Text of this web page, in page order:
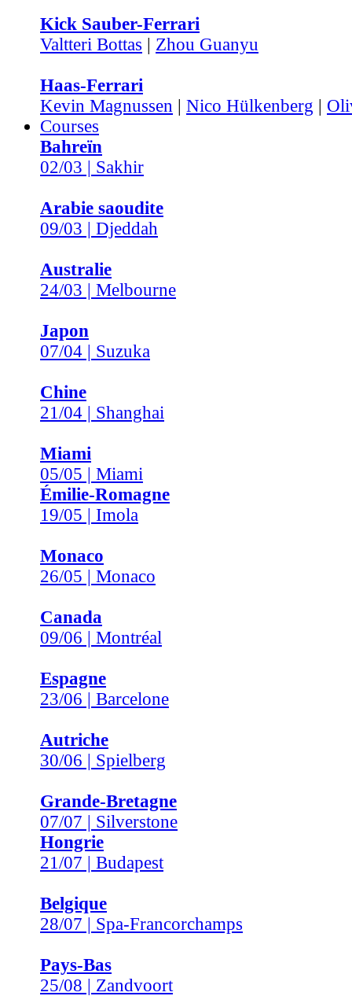
Kick Sauber-Ferrari
Valtteri Bottas | Zhou Guanyu
Haas-Ferrari
Kevin Magnussen | Nico Hülkenberg |
Courses
Bahreïn
02/03 | Sakhir
Arabie saoudite
09/03 | Djeddah
Australie
24/03 | Melbourne
Japon
07/04 | Suzuka
Chine
21/04 | Shanghai
Miami
05/05 | Miami
Émilie-Romagne
19/05 | Imola
Monaco
26/05 | Monaco
Canada
09/06 | Montréal
Espagne
23/06 | Barcelone
Autriche
30/06 | Spielberg
Grande-Bretagne
07/07 | Silverstone
Hongrie
21/07 | Budapest
Belgique
28/07 | Spa-Francorchamps
Pays-Bas
25/08 | Zandvoort